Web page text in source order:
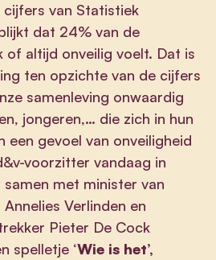
van Statistiek
dat 24% van de
of altijd onveilig voelt. Dat is
ten opzichte van de cijfers
samenleving onwaardig
jongeren,… die zich in hun
een gevoel van onveiligheid
voorzitter vandaag in
met minister van
Verlinden en
Pieter De Cock
spelletje ‘Wie is het’,